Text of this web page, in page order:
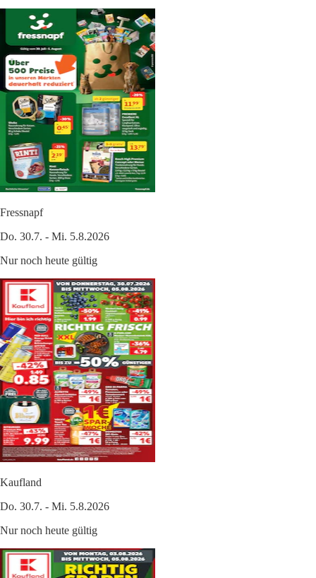
Fressnapf
Do. 30.7. - Mi. 5.8.2026
Nur noch heute gültig
Kaufland
Do. 30.7. - Mi. 5.8.2026
Nur noch heute gültig